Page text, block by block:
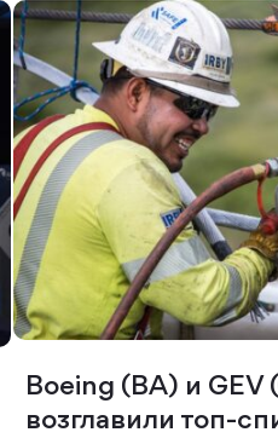
Boeing (BA) и GEV
возглавили топ-